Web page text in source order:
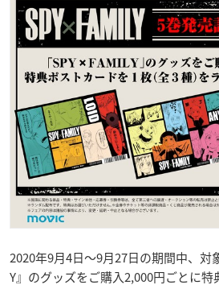
2020年9月4日～9月27日の期間中、対
Y』のグッズをご購入2,000円ごとに